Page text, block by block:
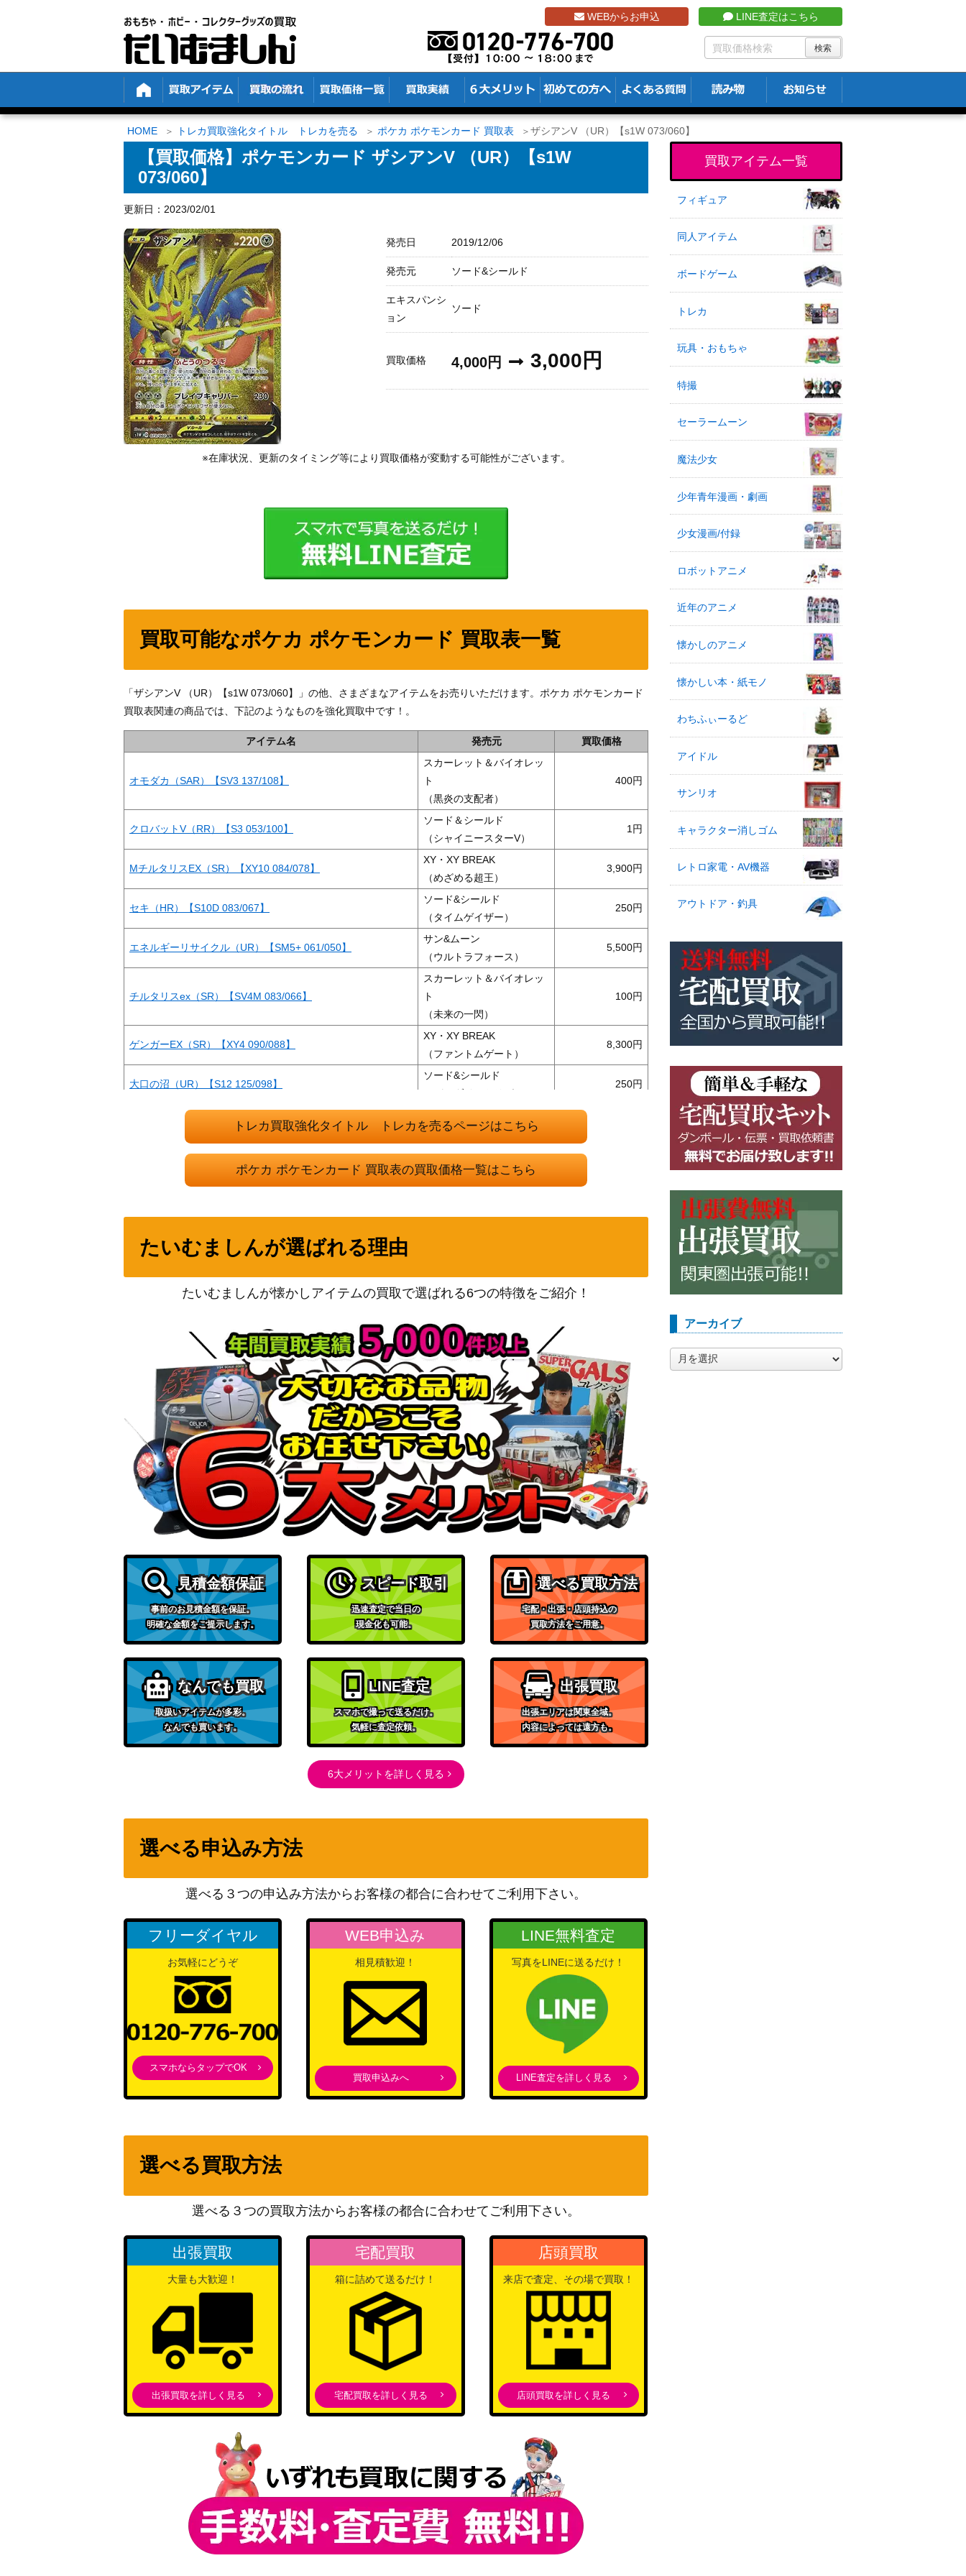
WEBからお申込 LINE査定はこちら
HOME トレカ買取強化タイトル トレカを売る ポケカ ポケモンカード 買取表 ザシアンV （UR）【s1W 073/060】
【買取価格】ポケモンカード ザシアンV （UR）【s1W
073/060】
更新日：2023/02/01
発売日 2019/12/06
発売元 ソード&シールド
エキスパンシ
ョン
ソード
買取価格 4,000円 3,000円
※在庫状況、更新のタイミング等により買取価格が変動する可能性がございます。
買取可能なポケカ ポケモンカード 買取表一覧
「ザシアンV （UR）【s1W 073/060】」の他、さまざまなアイテムをお売りいただけます。ポケカ ポケモンカード
買取表関連の商品では、下記のようなものを強化買取中です！。
アイテム名 発売元 買取価格
オモダカ（SAR）【SV3 137/108】
スカーレット＆バイオレッ
ト
（黒炎の支配者）
400
クロバットV（RR）【S3 053/100】
ソード＆シールド
（シャイニースターV）
1
MチルタリスEX（SR）【XY10 084/078】
XY・XY BREAK
（めざめる超王）
3,900
セキ（HR）【S10D 083/067】
ソード&シールド
（タイムゲイザー）
250
エネルギーリサイクル（UR）【SM5+ 061/050】
サン&ムーン
（ウルトラフォース）
5,500
チルタリスex（SR）【SV4M 083/066】
スカーレット＆バイオレッ
ト
（未来の一閃）
100
ゲンガーEX（SR）【XY4 090/088】
XY・XY BREAK
（ファントムゲート）
8,300
大口の沼（UR）【S12 125/098】
ソード&シールド
（パラダイムトリガー）
250
MリザードンEX（UR）【XY2 088/080】
（ワイルドブレイズ）
マツバ（SR）【SM7b 055/050】
サン&ムーン
（フェアリーライズ）
サザンドラ（UR）【BW3 057/052】
（スカイレジェンド）
（伝説の鼓動）
ふりそで（SR）【S11a 082/068】
ソード&シールド
（白熱のアルカナ）
1,200
スカタンクV（SR/SA）【S12 106/098】
ソード&シールド
（パラダイムトリガー）
300
インテレオン（UR)【S6a 098/069】
ソード＆シールド
（イーブイヒーローズ）
250
レックウザVMAX（UR）【S8b 284/184】
ソード＆シールド
（VMAXクライマックス）
1,300
カイリューEX（SR）【CP6 098/087】
XY・XY BREAK
（20th Anniversary）
25,000
リーリエのピッピex（SAR）【SV9 126/100】
ト
（バトルパートナーズ）
15,000
ファイヤー＆サンダー＆フリーザーGX（HR）【SM10b 066/0
54】
サン＆ムーン
（スカイレジェンド）
3,000
ブルーの探索（SR）【SM12a 196/173】
サン＆ムーン
（タッグオールスターズ）
20,000
リザードンex（SSR）【SV4a 331/190】
スカーレット＆バイオレッ
（シャイニートレジャー
ex）
600
XY・XY BREAK
（青い衝撃）
（プレミアムファイル2）
ナタネ（SR）【SM5S 070/066】
エリカの招待 ミラー/マスターボール（U）【SV2a 161/16
スカーレット＆バイオレッ
ト
（ポケモンカード151）
マサキの転送（SR）【SV2a 199/165】
スカーレット＆バイオレッ
こくばバドレックスVMAX（HR)【s6K 085/070】
スカーレット＆バイオレッ
（テラスタルフェスex）
カラマネロEX（SR）【XY4 091/088】
XY・XY BREAK
700
いれかえフロート（UR）【SM6a 064/053】
（ドラゴンストーム）
700
イベルタルEX（シークレット）【CP5 037/036】
（幻・伝説ドリームキラコ
レクション）
ゴヨウ（SR）【SV5a 086/066】
スカーレット＆バイオレッ
ブラッキーV（SR)【S6a 084/069】
（イーブイヒーローズ）
イイネイヌex（SR）【SV6a 079/064】
スカーレット＆バイオレッ
ト
（ナイトワンダラー）
ミミッキュGX（HR）【SM7b 060/050】
ルギアGX（SR）【SM8 100/095】
サン&ムーン
（超爆インパクト）
パラソルおねえさん (SR)【sv3a 084/062】
スカーレット＆バイオレッ
ト
（レイジングサーフ）
トレカ買取強化タイトル トレカを売るページはこちら
ポケカ ポケモンカード 買取表の買取価格一覧はこちら
たいむましんが選ばれる理由
たいむましんが懐かしアイテムの買取で選ばれる6つの特徴をご紹介！
見積金額保証
事前のお見積金額を保証。
明確な金額をご提示します。
スピード取引
迅速査定で当日の
現金化も可能。
選べる買取方法
宅配・出張・店頭持込の
買取方法をご用意。
なんでも買取
取扱いアイテムが多彩。
なんでも買います。
LINE査定
スマホで撮って送るだけ。
気軽に査定依頼。
出張買取
出張エリアは関東全域。
内容によっては遠方も。
6大メリットを詳しく見る
選べる申込み方法
選べる３つの申込み方法からお客様の都合に合わせてご利用下さい。
フリーダイヤル
お気軽にどうぞ
スマホならタップでOK
WEB申込み
相見積歓迎！
買取申込みへ
LINE無料査定
写真をLINEに送るだけ！
LINE査定を詳しく見る
選べる買取方法
選べる３つの買取方法からお客様の都合に合わせてご利用下さい。
出張買取
大量も大歓迎！
出張買取を詳しく見る
宅配買取
箱に詰めて送るだけ！
宅配買取を詳しく見る
店頭買取
来店で査定、その場で買取！
店頭買取を詳しく見る
買取アイテム一覧
フィギュア
同人アイテム
ボードゲーム
トレカ
玩具・おもちゃ
特撮
セーラームーン
魔法少女
少年青年漫画・劇画
少女漫画/付録
ロボットアニメ
近年のアニメ
懐かしのアニメ
懐かしい本・紙モノ
わちふぃーるど
アイドル
サンリオ
キャラクター消しゴム
レトロ家電・AV機器
アウトドア・釣具
アーカイブ
ー